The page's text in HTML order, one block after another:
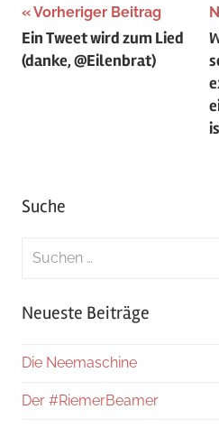
Vorheriger Beitrag
Ein Tweet wird zum Lied
(danke, @Eilenbrat)
Suche
Suchen
Neueste Beiträge
Die Neemaschine
Der #RiemerBeamer